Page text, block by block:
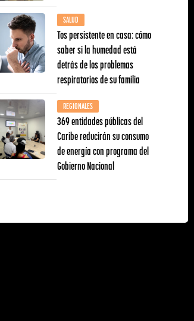
SALUD
Tos persistente en casa: cómo
saber si la humedad está
detrás de los problemas
respiratorios de su familia
REGIONALES
369 entidades públicas del
Caribe reducirán su consumo
de energía con programa del
Gobierno Nacional